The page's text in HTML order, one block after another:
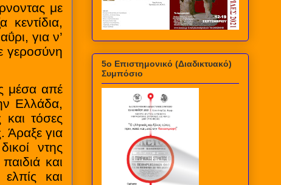
με
κεντίδια,
για ν’
γεροσύνη
μέσα απέ
Ελλάδα,
τόσες
Άραξε για
ντης
και
και
5ο Επιστημονικό (Διαδικτυακό)
Συμπόσιο